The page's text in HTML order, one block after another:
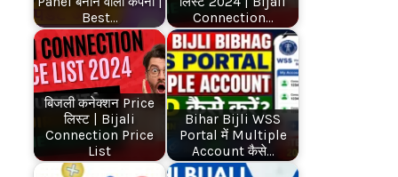
Best…
Connection…
बिजली कनेक्शन Price
लिस्ट | Bijali
Connection Price
List
Bihar Bijli WSS
Portal में Multiple
Account कैसे…